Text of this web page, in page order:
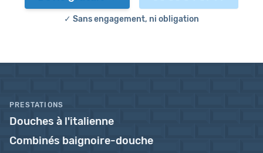
✓ Sans engagement, ni obligation
PRESTATIONS
Douches à l'italienne
Combinés baignoire-douche